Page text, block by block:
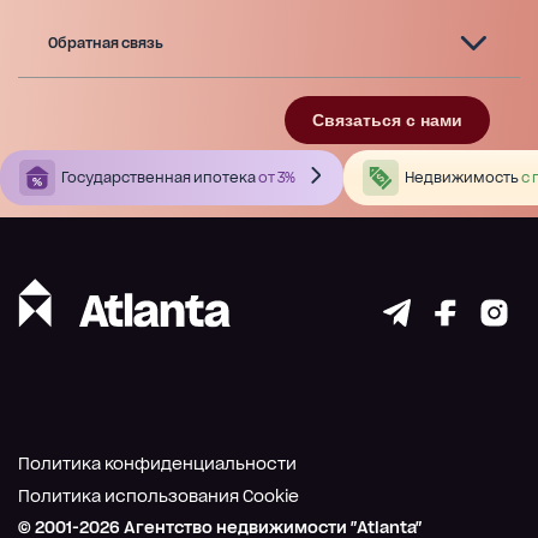
Обратная связь
Связаться с нами
Государственная ипотекаот 3% Недвижимостьс
© 2001-2026 Агентство недвижимости "Atlanta"
Политика конфиденциальности
Политика использования Cookie